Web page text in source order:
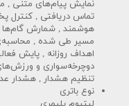
نمایش پیام‌های متنی ,
تماس دریافتی , کنترل
هوشمند , شمارش
مسیر طی شده ,
اهداف روزانه , پایش
دوچرخه‌سواری و
تنظیم هشدار , هشدار
نوع باتری